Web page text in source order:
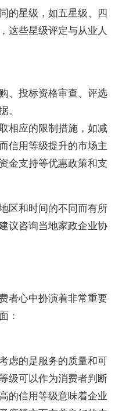
的星级，如五星级、四
这些星级评定与从业人
、投标资格审查、评选
。
相应的限制措施，如减
信用等级提升的市场主
金支持等优惠政策和支
区和时间的不同而有所
议咨询当地家政企业协
者心中扮演着非常重要
：
虑的是服务的质量和可
级可以作为消费者判断
的信用等级意味着企业